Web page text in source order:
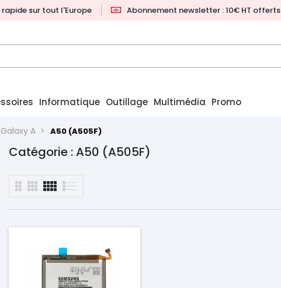
rapide sur tout l'Europe Abonnement newsletter : 10€ HT offerts
Informatique Outillage Multimédia Promo
Galaxy A A50 (A505F)
Catégorie : A50 (A505F)
Prix